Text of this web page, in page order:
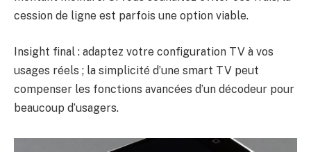
cession de ligne est parfois une option viable.
Insight final : adaptez votre configuration TV à vos
usages réels ; la simplicité d’une smart TV peut
compenser les fonctions avancées d’un décodeur pour
beaucoup d’usagers.